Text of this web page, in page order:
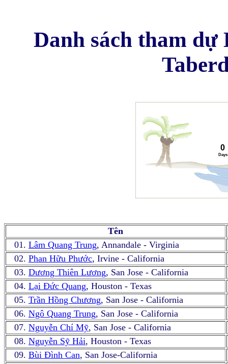
Danh sách tham dự
Tên
01. Lâm Quang Trung, Annandale - Virginia
02. Phan Hữu Phước, Irvine - California
03. Dương Thiên Lương, San Jose - California
04. Lại Đức Quang, Houston - Texas
05. Trần Hồng Chương, San Jose - California
06. Ngô Quang Trung, San Jose - California
07. Nguyễn Chí Mỹ, San Jose - California
08. Nguyễn Sỹ Hải, Houston - Texas
09. Bùi Đình Can, San Jose-California